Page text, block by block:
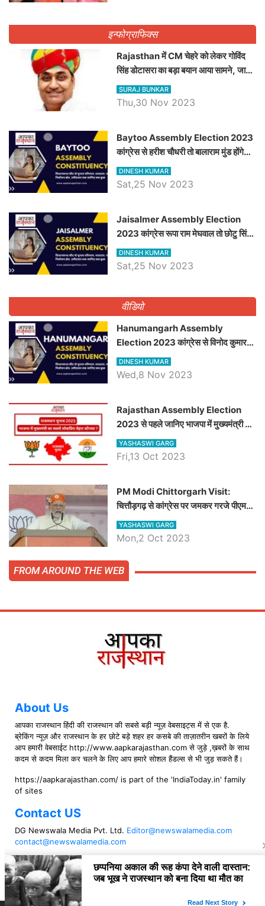
इन्फोग्राफिक्स
Rajasthan में CM चेहरे को लेकर गोविंद
सिंह डोटासरा का बड़ा बयान आया सामने, जानें
विचार
SURAJ BUNKAR
Thu,30 Nov 2023
Baytoo Assembly Election 2023
कांग्रेस से हरीश चौधरी तो बालाराम मुंड होंगे
भाजपा उम्मीदवार, जानिये बायतू विधानसभा
सीट के ताजा समीकरण
DINESH KUMAR
Sat,25 Nov 2023
​​​​​​​Jaisalmer Assembly Election
2023 कांग्रेस रूपा राम मेघवाल तो छोटु सिंह
भाटी होंगे भाजपा उम्मीदवार, जानिये जैसलमेर
विधानसभा सीट के ताजा समीकरण
DINESH KUMAR
Sat,25 Nov 2023
वीडियो
Hanumangarh Assembly
Election 2023 कांग्रेस से विनोद कुमार
चौधरी तो अमित चौधरी होंगे भाजपा उम्मीदवार,
जानिये हनुमानगढ़ विधानसभा सीट के ताजा
DINESH KUMAR
Wed,8 Nov 2023
Rajasthan Assembly Election
2023 से पहले जानिए भाजपा में मुख्यमंत्री का
सबसे लोकप्रिय चेहरा कौनसा ?
YASHASWI GARG
Fri,13 Oct 2023
PM Modi Chittorgarh Visit:
चित्तौड़गढ़ से कांग्रेस पर जमकर गरजे पीएम
मोदी, जाने प्रधानमंत्री के भाषण की बड़ी
बातें, देखें वीडियो
YASHASWI GARG
Mon,2 Oct 2023
FROM AROUND THE WEB
About Us
आपका राजस्थान हिंदी की राजस्थान की सबसे बड़ी न्यूज़ वेबसाइट्स में से एक है.
ब्रेकिंग न्यूज़ और राजस्थान के हर छोटे बड़े शहर हर कसबे की ताज़ातरीन खबरों के लिये
आप हमारी वेबसाईट http://www.aapkarajasthan.com से जुड़े ,ख़बरों के साथ
कदम से कदम मिला कर चलने के लिए आप हमारे सोशल हैंडल्स से भी जुड़ सकते हैं।
https://aapkarajasthan.com/ is part of the 'IndiaToday.in' family
of sites
Contact US
DG Newswala Media Pvt. Ltd. Editor@newswalamedia.com
contact@newswalamedia.com
Follow US